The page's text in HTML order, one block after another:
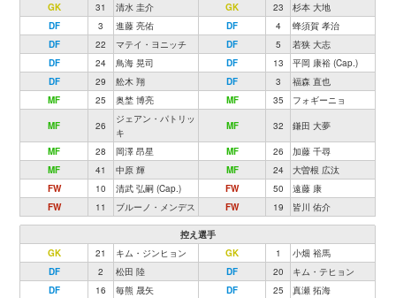
GK
31 清水 圭介 GK 23
杉本 大地
DF
3 進藤 亮佑 DF 4
蜂須賀 孝治
DF
22 マテイ・ヨニッチ DF 5
若狭 大志
DF
24 鳥海 晃司 DF 13
平岡 康裕 (Cap.)
DF
29 舩木 翔 DF 3
福森 直也
MF
25 奥埜 博亮 MF 35 フォギーニョ
MF 26
ジェアン・パトリッ
キ
MF 32 鎌田 大夢
MF 28 岡澤 昂星 MF 26
加藤 千尋
MF
41 中原 輝 MF 24
大曽根 広汰
FW
10 清武 弘嗣 (Cap.) FW 50
遠藤 康
FW
11 ブルーノ・メンデス FW 19 皆川 佑介
控え選手
GK
21 キム・ジンヒョン GK 1
小畑 裕馬
DF
2 松田 陸 DF 20
キム・テヒョン
DF
16 毎熊 晟矢 DF 25
真瀬 拓海